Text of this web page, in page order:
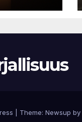
Theme: Newsup by